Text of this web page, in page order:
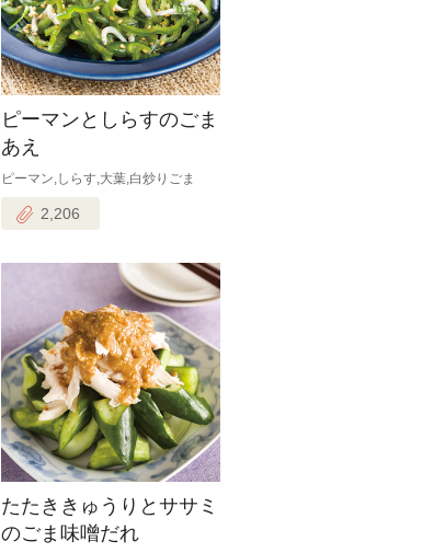
ピーマンとしらすのごま
あえ
ピーマン,しらす,大葉,白炒りごま
2,206
たたききゅうりとササミ
のごま味噌だれ